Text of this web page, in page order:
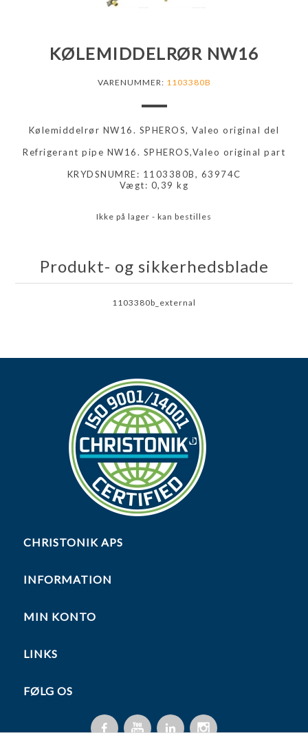
KØLEMIDDELRØR NW16
VARENUMMER: 1103380B
Kølemiddelrør NW16. SPHEROS, Valeo original del
Refrigerant pipe NW16. SPHEROS,Valeo original part
KRYDSNUMRE: 1103380B, 63974C
Vægt: 0,39 kg
Ikke på lager - kan bestilles
Produkt- og sikkerhedsblade
1103380b_external
CHRISTONIK APS
INFORMATION
MIN KONTO
LINKS
FØLG OS